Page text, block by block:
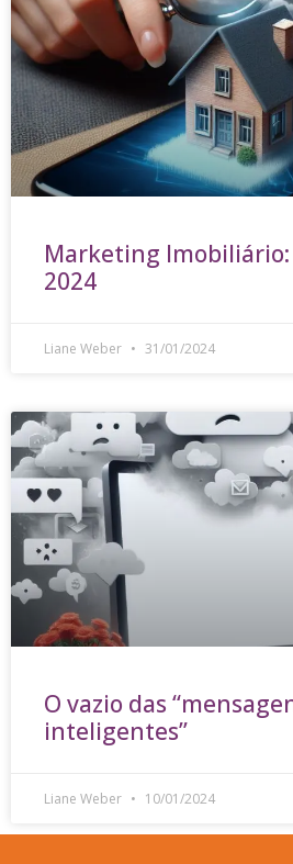
Marketing
2024
Liane Weber 31/01/2024
O vazio das
inteligentes”
Liane Weber 10/01/2024